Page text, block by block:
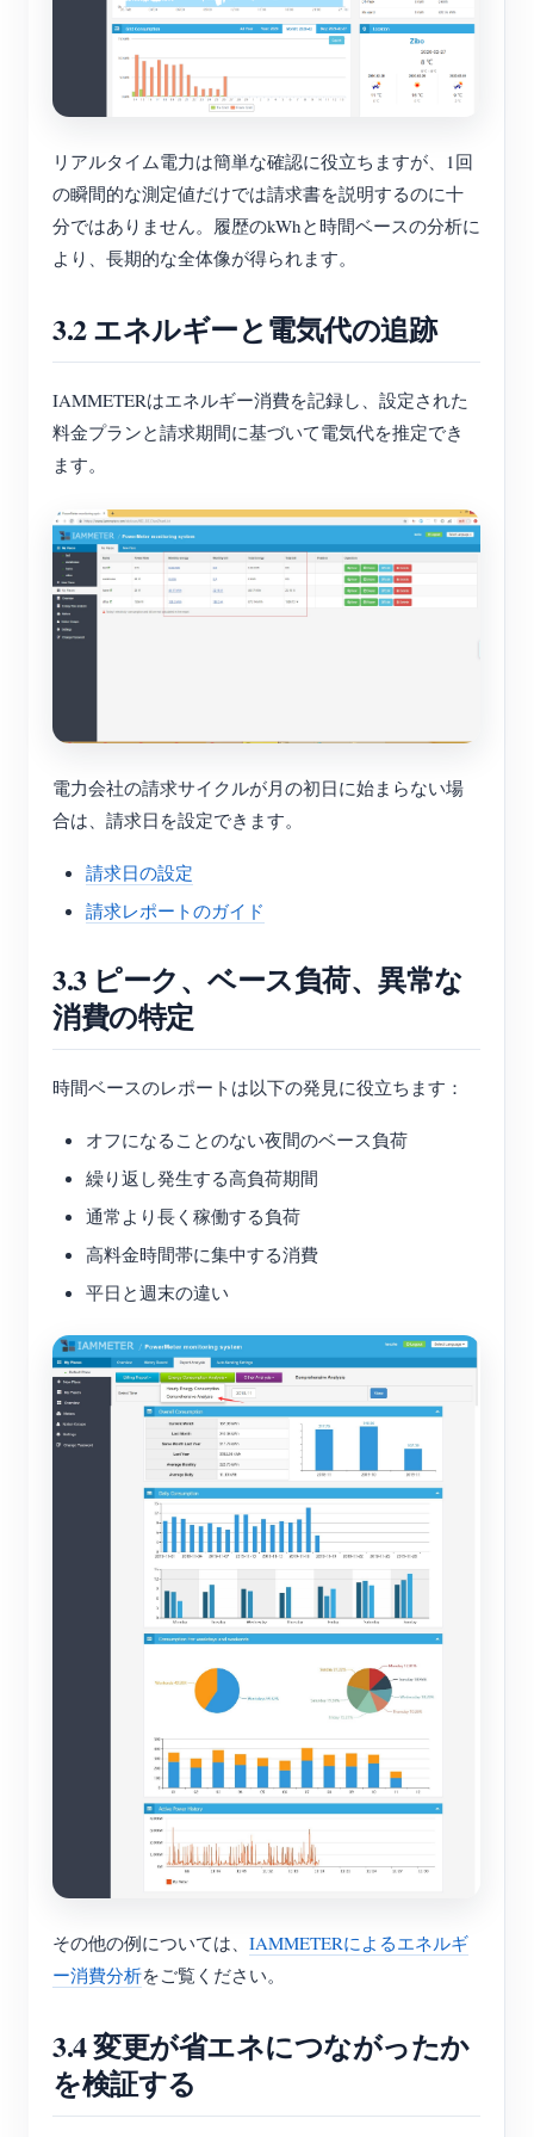
リアルタイム電力は簡単な確認に役立ちますが、1回
の瞬間的な測定値だけでは請求書を説明するのに十
分ではありません。履歴のkWhと時間ベースの分析に
より、長期的な全体像が得られます。
3.2 エネルギーと電気代の追跡
IAMMETERはエネルギー消費を記録し、設定された
料金プランと請求期間に基づいて電気代を推定でき
ます。
電力会社の請求サイクルが月の初日に始まらない場
合は、請求日を設定できます。
請求日の設定
請求レポートのガイド
3.3 ピーク、ベース負荷、異常な
消費の特定
時間ベースのレポートは以下の発見に役立ちます：
オフになることのない夜間のベース負荷
繰り返し発生する高負荷期間
通常より長く稼働する負荷
高料金時間帯に集中する消費
平日と週末の違い
その他の例については、 IAMMETERによるエネルギ
ー消費分析をご覧ください。
3.4 変更が省エネにつながったか
を検証する